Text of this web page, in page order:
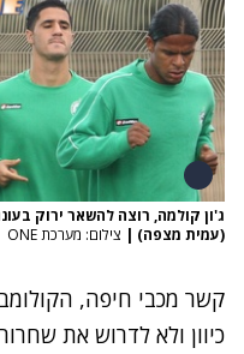
ג'ון קולמה, רוצה להשאר ירוק
(עמית מצפה) | צילום: מערכת ONE
קשר מכבי חיפה,
כיוון ולא לדרוש את